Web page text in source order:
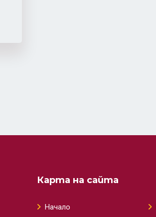
Карта на сайта
Начало